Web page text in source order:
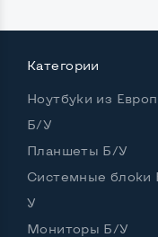
Размер
Удобство
Материал корпуса
Категории
Ноутбуки из
Б/У
Планшеты Б/У
Системные блоки
У
Мониторы Б/У